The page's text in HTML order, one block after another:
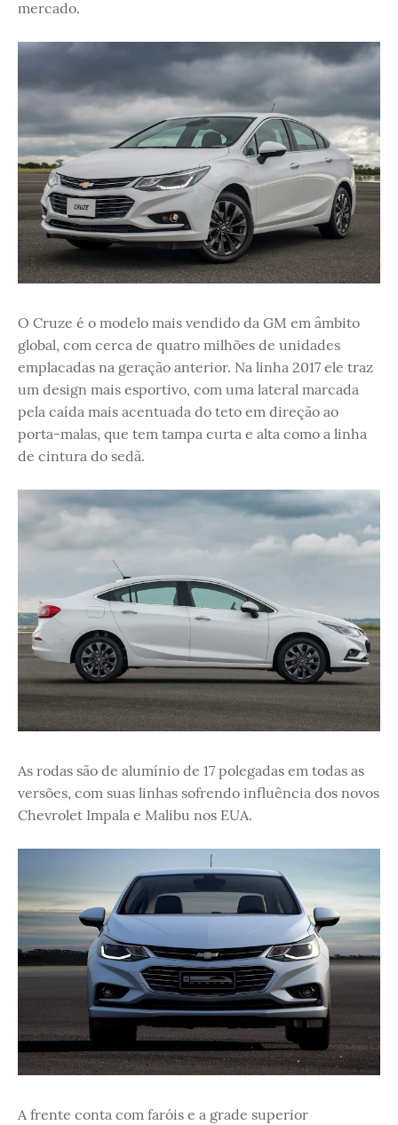
mercado.
O Cruze é o modelo mais vendido da GM em âmbito
global, com cerca de quatro milhões de unidades
emplacadas na geração anterior. Na linha 2017 ele traz
um design mais esportivo, com uma lateral marcada
pela caída mais acentuada do teto em direção ao
porta-malas, que tem tampa curta e alta como a linha
de cintura do sedã.
As rodas são de alumínio de 17 polegadas em todas as
versões, com suas linhas sofrendo influência dos novos
Chevrolet Impala e Malibu nos EUA.
A frente conta com faróis e a grade superior